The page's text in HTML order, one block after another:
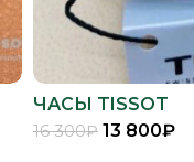
ЧАСЫ TISSOT
16 300₽ 13 800₽